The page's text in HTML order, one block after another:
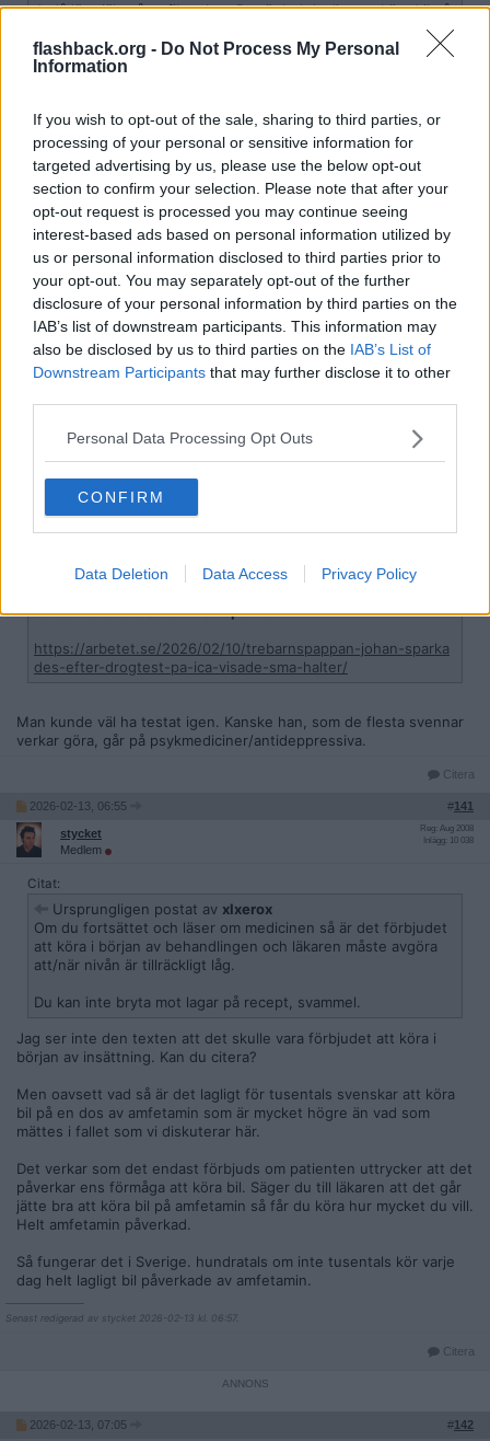
flashback.org - Do Not Process My Personal
Information
If you wish to opt-out of the sale, sharing to third parties, or
processing of your personal or sensitive information for
targeted advertising by us, please use the below opt-out
section to confirm your selection. Please note that after your
opt-out request is processed you may continue seeing
interest-based ads based on personal information utilized by
us or personal information disclosed to third parties prior to
your opt-out. You may separately opt-out of the further
disclosure of your personal information by third parties on the
IAB’s list of downstream participants. This information may
also be disclosed by us to third parties on the IAB’s List of
Downstream Participants that may further disclose it to other
Personal Data Processing Opt Outs
CONFIRM
Data Deletion Data Access Privacy Policy
Jodå läs själv på trafikverket. Det är helt lagligt att köra bil på
narkotika som amfetamin om du har det utskrivet av läkare.
Just amfetamin gör ju en mer fokuserad så tror inte man
inte påverkar en så tror du fel kan jag berätta. Jag har själv
prövat adhd medicin och det är som att dra helt vanliga linor
amfetamin. Fast detta amfetaminet som läkaren skriver ut
sväljer man ofta. Sen kan man ta två tabletter om man vill bli
ännu högare. Ingen kommer kunna bevisa att du är för hög
för att köra bil allra minst polisen.
Det finns alltså inga speciella gränsnivåer för amfetamin som
det gör för alkohol som förbjuder en att köra.
Men du behöver inte tro mig. Läs själv på Trafikverkets
hemsida.
"Förbudet gäller inte om du använder narkotikaklassade
läkemedel av medicinska skäl i enlighet med läkarens
ordination"
https://www.transportstyrelsen.se/sv/vagtrafik/korkort/har-k
… [ Visa mer ]
Om du fortsättet och läser om medicinen så är det förbjudet att
köra i början av behandlingen och läkaren måste avgöra att/när
2026-02-13, 06:51
Jahbrah
Medlem
Rätt eller fel att Johan fick sparken?
https://arbetet.se/2026/02/10/trebarnspappan-johan-sparka
des-efter-drogtest-pa-ica-visade-sma-halter/
Man kunde väl ha testat igen. Kanske han, som de flesta svennar
verkar göra, går på psykmediciner/antideppressiva.
Citera
2026-02-13, 06:55 #141
stycket
Medlem
Reg: Aug 2008
Inlägg: 10 038
Citat:
Ursprungligen postat av xlxerox
Om du fortsättet och läser om medicinen så är det förbjudet
att köra i början av behandlingen och läkaren måste avgöra
att/när nivån är tillräckligt låg.
Du kan inte bryta mot lagar på recept, svammel.
Jag ser inte den texten att det skulle vara förbjudet att köra i
början av insättning. Kan du citera?
Men oavsett vad så är det lagligt för tusentals svenskar att köra
bil på en dos av amfetamin som är mycket högre än vad som
mättes i fallet som vi diskuterar här.
Det verkar som det endast förbjuds om patienten uttrycker att det
påverkar ens förmåga att köra bil. Säger du till läkaren att det går
jätte bra att köra bil på amfetamin så får du köra hur mycket du vill.
Helt amfetamin påverkad.
Så fungerar det i Sverige. hundratals om inte tusentals kör varje
dag helt lagligt bil påverkade av amfetamin.
Senast redigerad av stycket 2026-02-13 kl. 06:57.
Citera
2026-02-13, 07:05 #142